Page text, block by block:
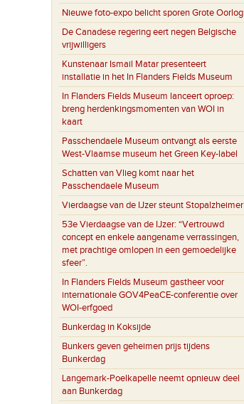
Nieuwe foto-expo belicht sporen Grote Oorlog
De Canadese regering eert negen Belgische
vrijwilligers
Kunstenaar Ismail Matar presenteert
installatie in het In Flanders Fields Museum
In Flanders Fields Museum lanceert oproep:
breng herdenkingsmomenten van WOI in
kaart
Passchendaele Museum ontvangt als eerste
West-Vlaamse museum het Green Key-label
Schatten van Vlieg komt naar het
Passchendaele Museum
Vierdaagse van de IJzer steunt Stopalzheimer
53e Vierdaagse van de IJzer: “Vertrouwd
concept en enkele aangename verrassingen,
met prachtige omlopen in een gemoedelijke
sfeer”.
In Flanders Fields Museum gastheer voor
internationale GOV4PeaCE-conferentie over
WOI-erfgoed
Bunkerdag in Koksijde
Bunkers geven geheimen prijs tijdens
Bunkerdag
Langemark-Poelkapelle neemt opnieuw deel
aan Bunkerdag